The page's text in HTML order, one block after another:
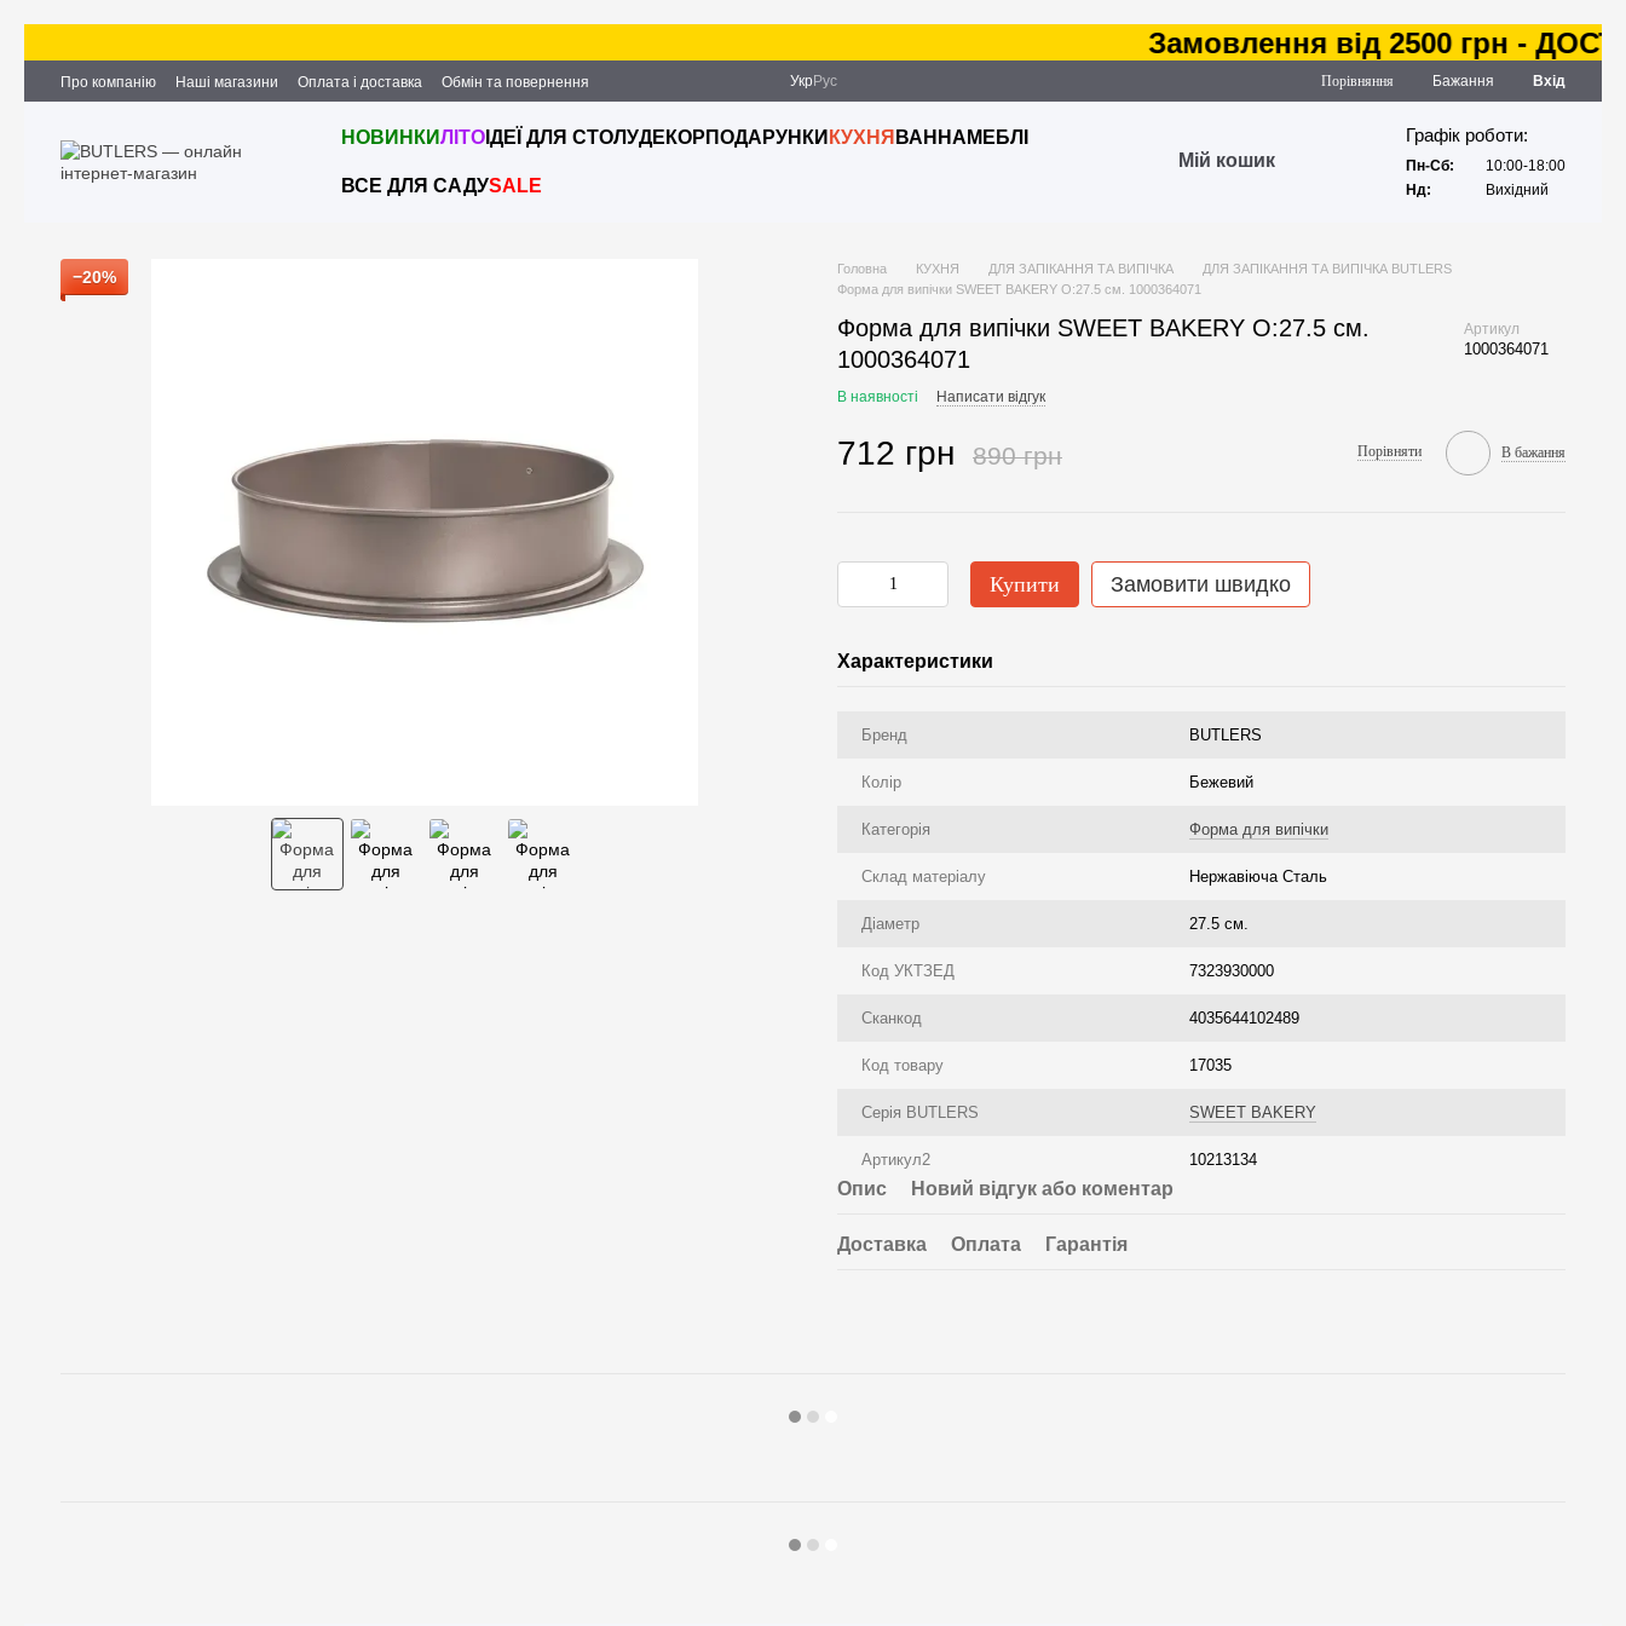
Замовлення від 2500 грн -
Про компанію Наші магазини Оплата і доставка
Обмін та повернення
Партнерство та співпраця
Вакансії Контактна інформація
Укр Рус Порівняння Бажання Вхід
НОВИНКИЛІТО ІДЕЇ ДЛЯ СТОЛУДЕКОР ПОДАРУНКИ КУХНЯ ВАННА МЕБЛІ
ВСЕ ДЛЯ САДУSALE
Мій кошик
Графік роботи:
Пн-Сб:
10:00-18:00
Нд:
Вихідний
−20% Головна КУХНЯ ДЛЯ ЗАПІКАННЯ ТА ВИПІЧКА
ДЛЯ ЗАПІКАННЯ ТА ВИПІЧКА BUTLERS
Форма для випічки SWEET BAKERY O:27.5 см. 1000364071
Форма для випічки SWEET BAKERY O:27.5 см.
1000364071
Артикул
1000364071
В наявності Написати відгук
712 грн 890 грн Порівняти В бажання
Купити Замовити швидко
Характеристики
Бренд BUTLERS
Колір Бежевий
Категорія Форма для випічки
Склад матеріалу Нержавіюча Сталь
Діаметр 27.5 см.
Код УКТЗЕД 7323930000
Сканкод 4035644102489
Код товару 17035
Серія BUTLERS SWEET BAKERY
Артикул2 10213134
Опис Новий відгук або коментар
Доставка Оплата Гарантія